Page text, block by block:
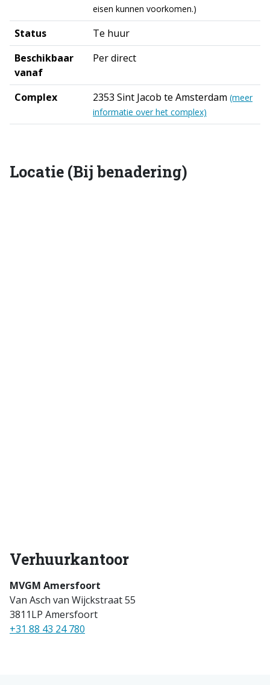
eisen kunnen voorkomen.)
Status
Te huur
Beschikbaar
vanaf
Per direct
Complex 2353 Sint Jacob te Amsterdam (meer
informatie over het complex)
Locatie (Bij benadering)
Verhuurkantoor
MVGM Amersfoort
Van Asch van Wijckstraat 55
3811LP Amersfoort
+31 88 43 24 780